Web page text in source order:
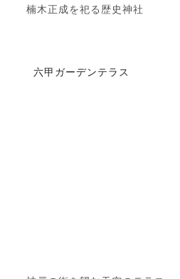
楠木正成を祀る歴史神社
六甲ガーデンテラス